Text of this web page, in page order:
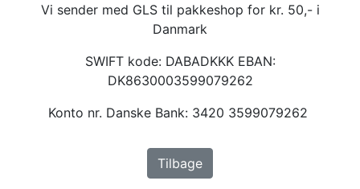
Vi sender med GLS til pakkeshop for kr. 50,- i
Danmark
SWIFT kode: DABADKKK EBAN:
DK8630003599079262
Konto nr. Danske Bank: 3420 3599079262
Tilbage